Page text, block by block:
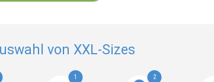
von XXL-Sizes
1 2